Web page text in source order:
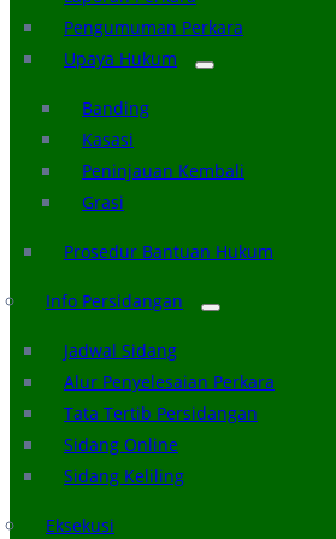
Pengumuman Perkara
Upaya Hukum
Banding
Kasasi
Peninjauan Kembali
Grasi
Prosedur Bantuan Hukum
Info Persidangan
Jadwal Sidang
Alur Penyelesaian Perkara
Tata Tertib Persidangan
Sidang Online
Sidang Keliling
Eksekusi